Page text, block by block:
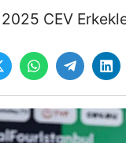
2025 CEV